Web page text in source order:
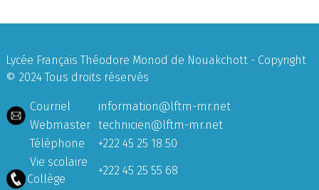
Lycée Français Théodore Monod de Nouakchott - Copyright
© 2024 Tous droits réservés
Courriel
information@lftm-mr.net
Webmaster technicien@lftm-mr.net
Téléphone
+222 45 25 18 50
Vie scolaire
Collège
+222 45 25 55 68